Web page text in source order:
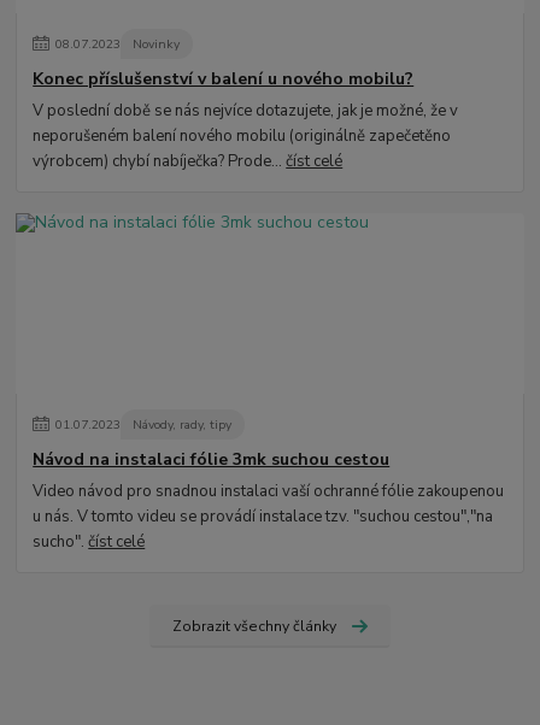
08.07.2023 Novinky
Konec příslušenství v balení u nového mobilu?
V poslední době se nás nejvíce dotazujete, jak je možné, že v
neporušeném balení nového mobilu (originálně zapečetěno
výrobcem) chybí nabíječka? Prode...číst celé
01.07.2023 Návody, rady, tipy
Návod na instalaci fólie 3mk suchou cestou
Video návod pro snadnou instalaci vaší ochranné fólie zakoupenou
u nás. V tomto videu se provádí instalace tzv. "suchou cestou","na
sucho".číst celé
Zobrazit všechny články